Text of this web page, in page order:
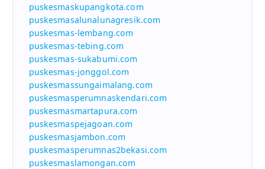
puskesmaskupangkota.com
puskesmasalunalunagresik.com
puskesmas-lembang.com
puskesmas-tebing.com
puskesmas-sukabumi.com
puskesmas-jonggol.com
puskesmassungaimalang.com
puskesmasperumnaskendari.com
puskesmasmartapura.com
puskesmaspejagoan.com
puskesmasjambon.com
puskesmasperumnas2bekasi.com
puskesmaslamongan.com